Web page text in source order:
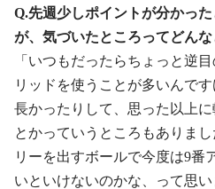
Q.先週少しポイントが分かっ
が、気づいたところってどん
「いつもだったらちょっと逆
リッドを使うことが多いんで
長かったりして、思った以上
とかっていうところもありま
リーを出すボールで今度は9番
いといけないのかな、って思い